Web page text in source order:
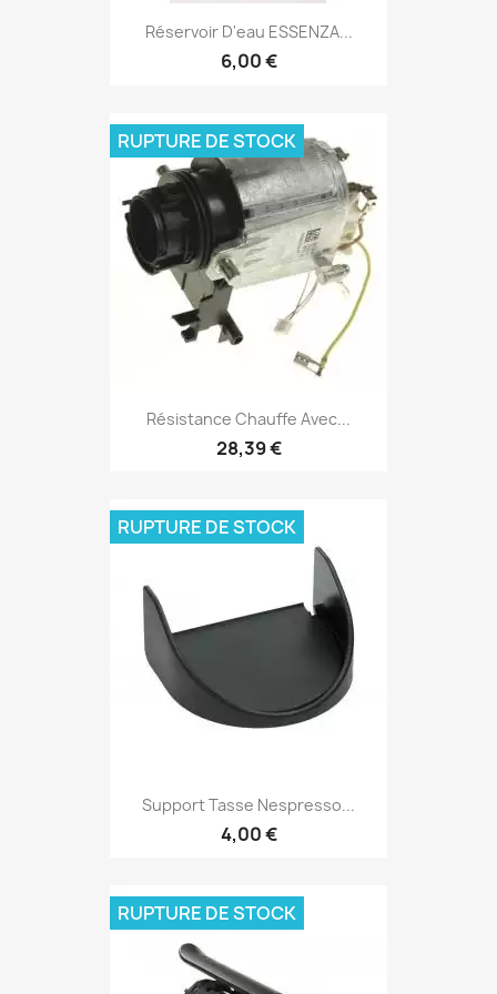
Réservoir D'eau ESSENZA...
6,00 €
Résistance Chauffe Avec...
28,39 €
RUPTURE DE STOCK
Support Tasse Nespresso...
4,00 €
RUPTURE DE STOCK
RUPTURE DE STOCK